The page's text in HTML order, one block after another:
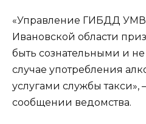
«Управление ГИБДД
Ивановской области
быть сознательными и не
случае употребления
услугами службы такси»,
сообщении ведомства.